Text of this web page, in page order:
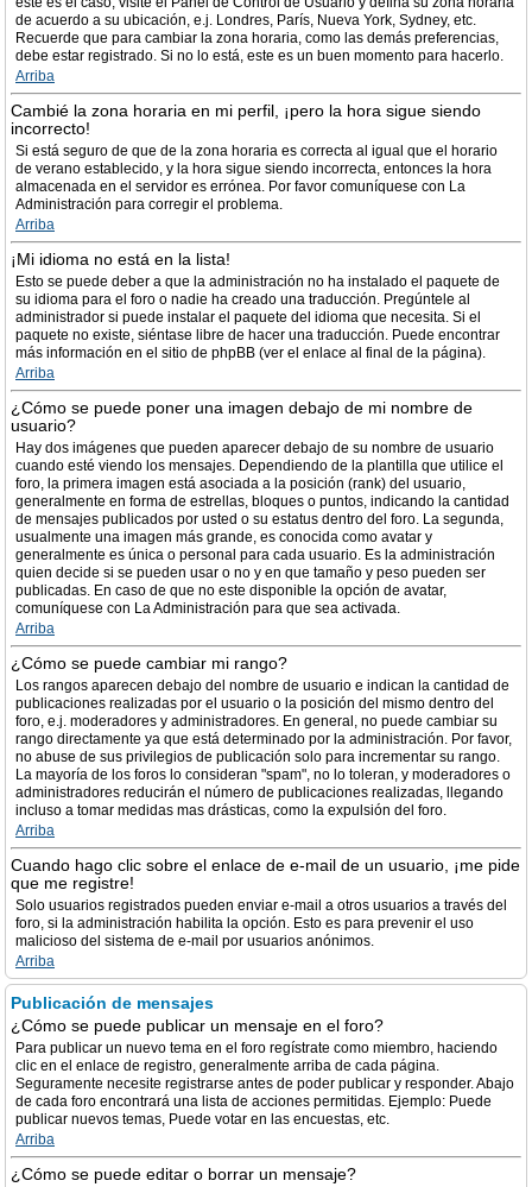
de acuerdo a su ubicación, e.j. Londres, París, Nueva York, Sydney, etc.
Recuerde que para cambiar la zona horaria, como las demás preferencias,
debe estar registrado. Si no lo está, este es un buen momento para hacerlo.
Arriba
Cambié la zona horaria en mi perfil, ¡pero la hora sigue siendo
incorrecto!
Si está seguro de que de la zona horaria es correcta al igual que el horario
de verano establecido, y la hora sigue siendo incorrecta, entonces la hora
almacenada en el servidor es errónea. Por favor comuníquese con La
Administración para corregir el problema.
Arriba
¡Mi idioma no está en la lista!
Esto se puede deber a que la administración no ha instalado el paquete de
su idioma para el foro o nadie ha creado una traducción. Pregúntele al
administrador si puede instalar el paquete del idioma que necesita. Si el
paquete no existe, siéntase libre de hacer una traducción. Puede encontrar
más información en el sitio de phpBB (ver el enlace al final de la página).
Arriba
¿Cómo se puede poner una imagen debajo de mi nombre de
usuario?
Hay dos imágenes que pueden aparecer debajo de su nombre de usuario
cuando esté viendo los mensajes. Dependiendo de la plantilla que utilice el
foro, la primera imagen está asociada a la posición (rank) del usuario,
generalmente en forma de estrellas, bloques o puntos, indicando la cantidad
de mensajes publicados por usted o su estatus dentro del foro. La segunda,
usualmente una imagen más grande, es conocida como avatar y
generalmente es única o personal para cada usuario. Es la administración
quien decide si se pueden usar o no y en que tamaño y peso pueden ser
publicadas. En caso de que no este disponible la opción de avatar,
comuníquese con La Administración para que sea activada.
Arriba
¿Cómo se puede cambiar mi rango?
Los rangos aparecen debajo del nombre de usuario e indican la cantidad de
publicaciones realizadas por el usuario o la posición del mismo dentro del
foro, e.j. moderadores y administradores. En general, no puede cambiar su
rango directamente ya que está determinado por la administración. Por favor,
no abuse de sus privilegios de publicación solo para incrementar su rango.
La mayoría de los foros lo consideran "spam", no lo toleran, y moderadores o
administradores reducirán el número de publicaciones realizadas, llegando
incluso a tomar medidas mas drásticas, como la expulsión del foro.
Arriba
Cuando hago clic sobre el enlace de e-mail de un usuario, ¡me pide
que me registre!
Solo usuarios registrados pueden enviar e-mail a otros usuarios a través del
foro, si la administración habilita la opción. Esto es para prevenir el uso
malicioso del sistema de e-mail por usuarios anónimos.
Arriba
Publicación de mensajes
¿Cómo se puede publicar un mensaje en el foro?
Para publicar un nuevo tema en el foro regístrate como miembro, haciendo
clic en el enlace de registro, generalmente arriba de cada página.
Seguramente necesite registrarse antes de poder publicar y responder. Abajo
de cada foro encontrará una lista de acciones permitidas. Ejemplo: Puede
publicar nuevos temas, Puede votar en las encuestas, etc.
Arriba
¿Cómo se puede editar o borrar un mensaje?